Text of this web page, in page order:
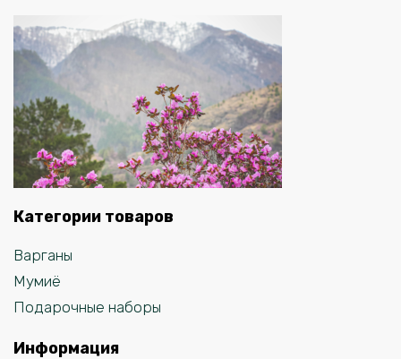
Категории товаров
Варганы
Мумиё
Подарочные наборы
Информация